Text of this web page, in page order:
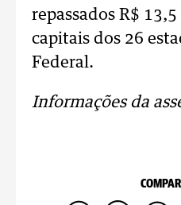
repassados R$
capitais dos 26
Federal.
Informações da